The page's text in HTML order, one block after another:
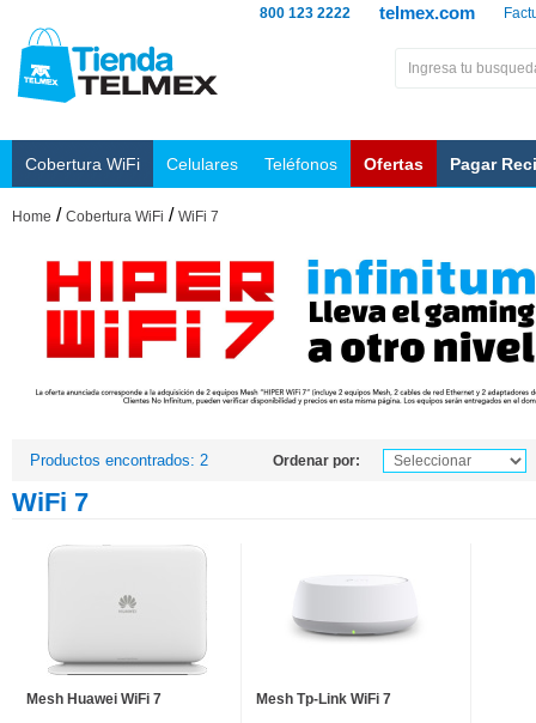
telmex.com
800 123 2222
Cobertura WiFi Celulares Teléfonos Ofertas Pagar
Home / Cobertura WiFi / WiFi 7
Productos encontrados: 2 Ordenar por:
WiFi 7
Mesh Huawei WiFi 7
Mesh Tp-Link WiFi 7